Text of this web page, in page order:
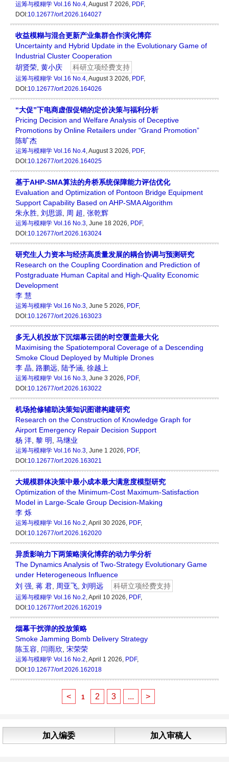
运筹与模糊学 Vol.16 No.4, August 7 2026, PDF,
DOI:10.12677/orf.2026.164027
收益模糊与混合更新产业集群合作演化博弈
Uncertainty and Hybrid Update in the Evolutionary Game of
Industrial Cluster Cooperation
胡贤荣, 黄小庆 科研立项经费支持
运筹与模糊学 Vol.16 No.4, August 3 2026, PDF,
DOI:10.12677/orf.2026.164026
“大促”下电商虚假促销的定价决策与福利分析
Pricing Decision and Welfare Analysis of Deceptive
Promotions by Online Retailers under “Grand Promotion”
陈旷杰
运筹与模糊学 Vol.16 No.4, August 3 2026, PDF,
DOI:10.12677/orf.2026.164025
基于AHP-SMA算法的舟桥系统保障能力评估优化
Evaluation and Optimization of Pontoon Bridge Equipment
Support Capability Based on AHP-SMA Algorithm
朱永胜, 刘思源, 周 超, 张乾辉
运筹与模糊学 Vol.16 No.3, June 18 2026, PDF,
DOI:10.12677/orf.2026.163024
研究生人力资本与经济高质量发展的耦合协调与预测研究
Research on the Coupling Coordination and Prediction of
Postgraduate Human Capital and High-Quality Economic
Development
李 慧
运筹与模糊学 Vol.16 No.3, June 5 2026, PDF,
DOI:10.12677/orf.2026.163023
多无人机投放下沉烟幕云团的时空覆盖最大化
Maximising the Spatiotemporal Coverage of a Descending
Smoke Cloud Deployed by Multiple Drones
李 晶, 路鹏远, 陆予涵, 徐越上
运筹与模糊学 Vol.16 No.3, June 3 2026, PDF,
DOI:10.12677/orf.2026.163022
机场抢修辅助决策知识图谱构建研究
Research on the Construction of Knowledge Graph for
Airport Emergency Repair Decision Support
杨 洋, 黎 明, 马继业
运筹与模糊学 Vol.16 No.3, June 1 2026, PDF,
DOI:10.12677/orf.2026.163021
大规模群体决策中最小成本最大满意度模型研究
Optimization of the Minimum-Cost Maximum-Satisfaction
Model in Large-Scale Group Decision-Making
李 烁
运筹与模糊学 Vol.16 No.2, April 30 2026, PDF,
DOI:10.12677/orf.2026.162020
异质影响力下两策略演化博弈的动力学分析
The Dynamics Analysis of Two-Strategy Evolutionary Game
under Heterogeneous Influence
刘 强, 蒋 君, 周亚飞, 刘明远 科研立项经费支持
运筹与模糊学 Vol.16 No.2, April 10 2026, PDF,
DOI:10.12677/orf.2026.162019
烟幕干扰弹的投放策略
Smoke Jamming Bomb Delivery Strategy
陈玉容, 闫雨欣, 宋荣荣
运筹与模糊学 Vol.16 No.2, April 1 2026, PDF,
DOI:10.12677/orf.2026.162018
< 1 2 3 ... >
加入编委 加入审稿人